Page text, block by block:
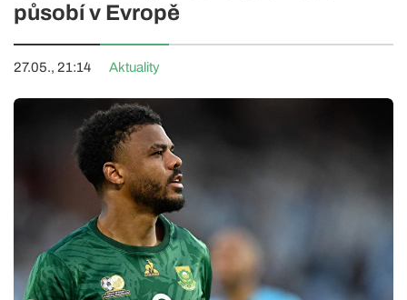
působí v Evropě
27.05., 21:14 Aktuality